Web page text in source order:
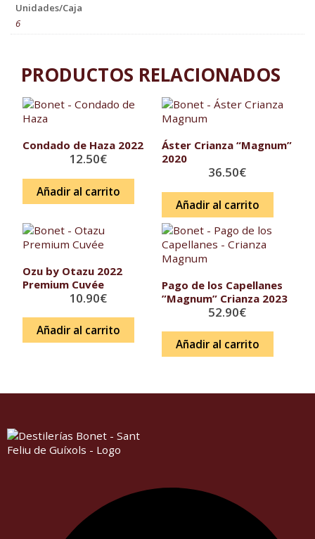
Unidades/Caja
6
PRODUCTOS RELACIONADOS
Condado de Haza 2022
12.50€
Añadir al carrito
Áster Crianza “Magnum”
2020
36.50€
Añadir al carrito
Ozu by Otazu 2022
Premium Cuvée
10.90€
Añadir al carrito
Pago de los Capellanes
”Magnum” Crianza 2023
52.90€
Añadir al carrito